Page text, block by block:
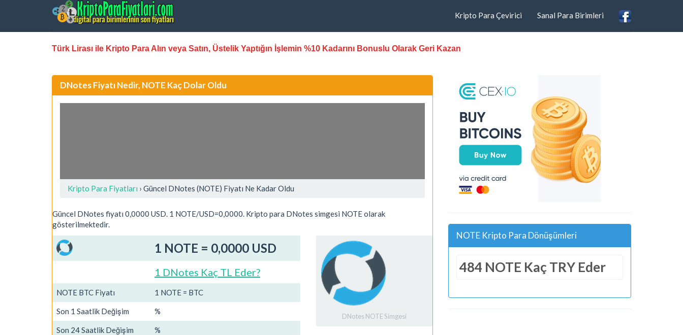
Kripto Para Çevirici Sanal Para Birimleri
Türk Lirası ile Kripto Para Alın veya Satın, Üstelik Yaptığın İşlemin %10 Kadarını Bonuslu Olarak Geri Kazan
DNotes Fiyatı Nedir, NOTE Kaç Dolar Oldu
Kripto Para Fiyatları › Güncel DNotes (NOTE) Fiyatı Ne Kadar Oldu
Güncel DNotes fiyatı 0,0000 USD. 1 NOTE/USD=0,0000. Kripto para DNotes simgesi NOTE olarak
gösterilmektedir.
1 NOTE = 0,0000 USD
1 DNotes Kaç TL Eder?
NOTE BTC Fiyatı 1 NOTE = BTC
Son 1 Saatlik Değişim %
Son 24 Saatlik Değişim %
DNotes NOTE Simgesi
NOTE Kripto Para Dönüşümleri
484 NOTE Kaç TRY Eder